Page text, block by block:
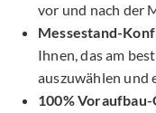
vor und nach der
Messestand-
Ihnen, das am
auszuwählen und
100%